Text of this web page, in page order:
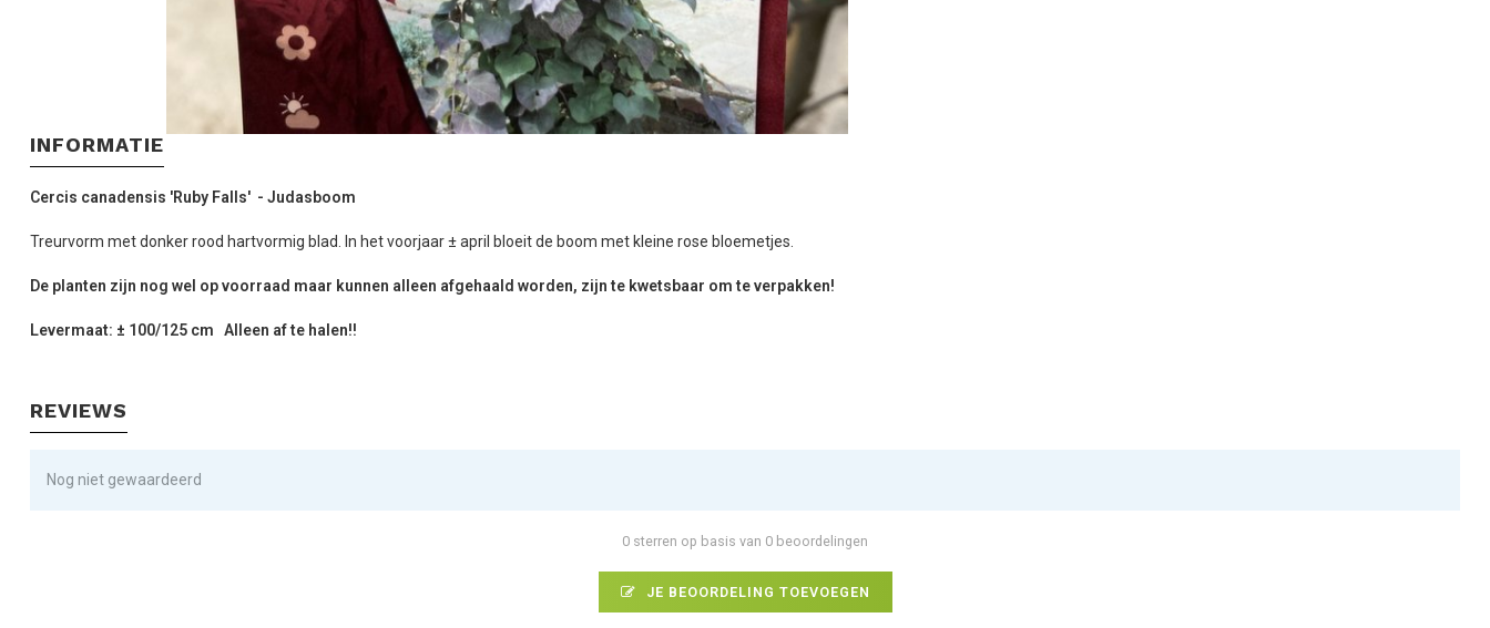
INFORMATIE
Cercis canadensis 'Ruby Falls' - Judasboom
Treurvorm met donker rood hartvormig blad. In het voorjaar ± april bloeit de boom met kleine rose bloemetjes.
De planten zijn nog wel op voorraad maar kunnen alleen afgehaald worden, zijn te kwetsbaar om te verpakken!
Levermaat: ± 100/125 cm Alleen af te halen!!
REVIEWS
Nog niet gewaardeerd
0 sterren op basis van 0 beoordelingen
JE BEOORDELING TOEVOEGEN